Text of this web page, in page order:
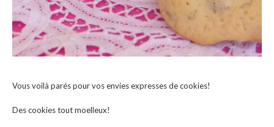
Vous voilà parés pour vos envies expresses de cookies!
Des cookies tout moelleux!